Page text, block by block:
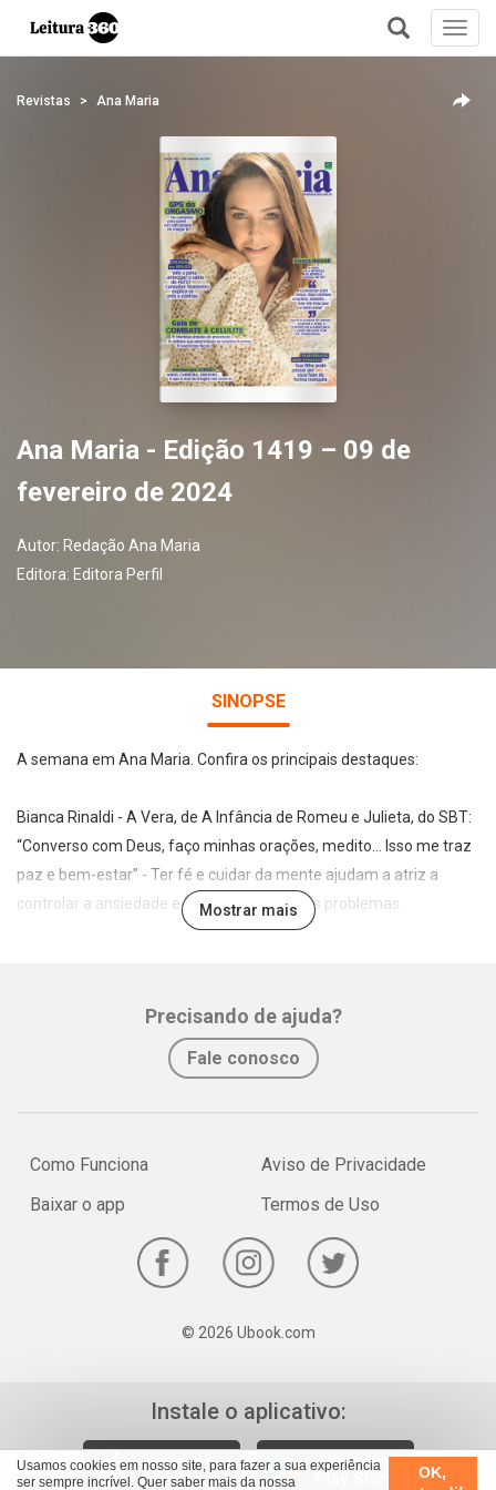
Usamos cookies em nosso site, para fazer a sua experiência
ser sempre incrível. Quer saber mais da nossa
OK,
+
Revistas Ana Maria
Ana Maria - Edição 1419 – 09 de
fevereiro de 2024
Autor: Redação Ana Maria
Editora: Editora Perfil
SINOPSE
A semana em Ana Maria. Confira os principais destaques:
Bianca Rinaldi - A Vera, de A Infância de Romeu e Julieta, do SBT:
“Converso com Deus, faço minhas orações, medito... Isso me traz
paz e bem-estar” - Ter fé e cuidar da mente ajudam a atriz a
controlar a ansiedade e lidar melhor com os problemas.
• Dinheiro no bolso: Vale a pena antecipar o saldo do FGTS?
Consultor financeiro explica os prós e contras.
• Horóscopo chinês: Amor, carreira, dinheiro... O que o Ano do
de forma tranquila.
Mostrar mais
Precisando de ajuda?
Fale conosco
Como Funciona
Baixar o app
Aviso de Privacidade
Termos de Uso
© 2026 Ubook.com
Instale o aplicativo: